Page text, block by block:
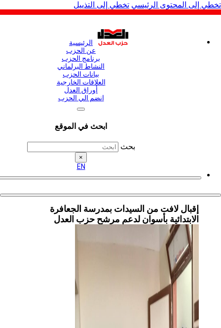
المحتوى الرئيسي تخطي إلى التذييل
الرئيسية
عن الحزب
برنامج الحزب
النشاط البرلماني
بيانات الحزب
العلاقات الخارجية
أوراق العدل
انضم الي الحزب
ابحث في الموقع
إقبال لافت من السيدات بمدرسة الجعافرة
الابتدائية بأسوان لدعم مرشح حزب العدل